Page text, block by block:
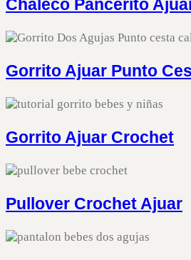
Chaleco Pancerito
Gorrito Ajuar Punto
Gorrito Ajuar Crochet
Pullover Crochet Ajuar